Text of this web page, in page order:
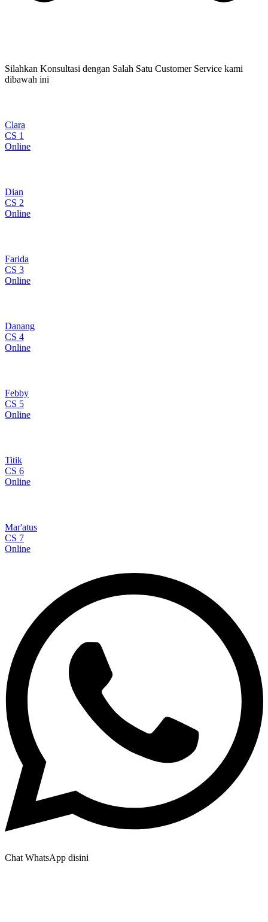
Silahkan Konsultasi dengan Salah Satu Customer Service kami
dibawah ini
Clara
CS 1
Online
Dian
CS 2
Online
Farida
CS 3
Online
Danang
CS 4
Online
Febby
CS 5
Online
Titik
CS 6
Online
Mar'atus
CS 7
Online
Chat WhatsApp disini